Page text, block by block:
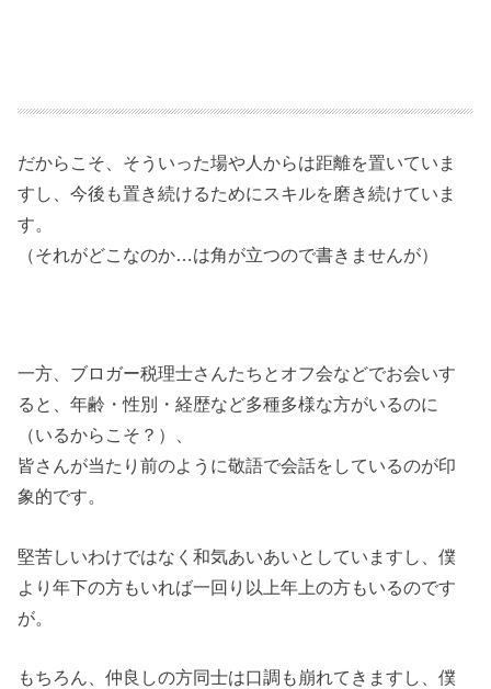
だからこそ、そういった場や人からは距離を置いていま
すし、今後も置き続けるためにスキルを磨き続けていま
す。
（それがどこなのか…は角が立つので書きませんが）
一方、ブロガー税理士さんたちとオフ会などでお会いす
ると、年齢・性別・経歴など多種多様な方がいるのに
（いるからこそ？）、
皆さんが当たり前のように敬語で会話をしているのが印
象的です。
堅苦しいわけではなく和気あいあいとしていますし、僕
より年下の方もいれば一回り以上年上の方もいるのです
が。
もちろん、仲良しの方同士は口調も崩れてきますし、僕